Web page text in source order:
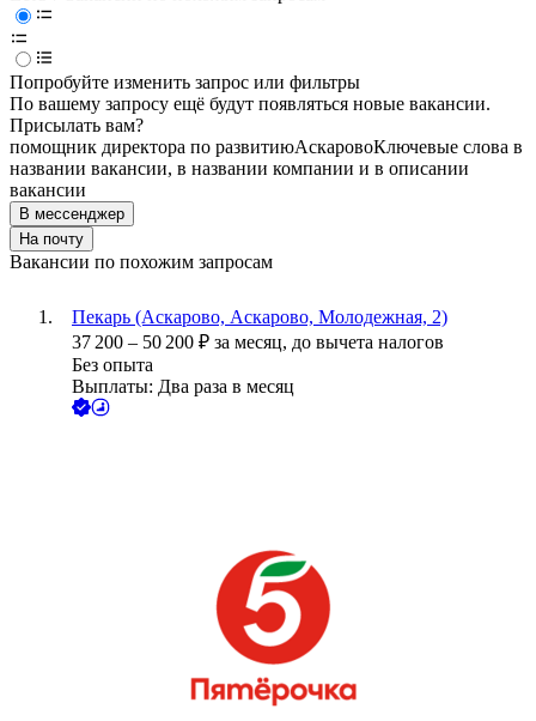
Попробуйте изменить запрос или фильтры
По вашему запросу ещё будут появляться новые вакансии.
Присылать вам?
помощник директора по развитиюАскаровоКлючевые слова в
названии вакансии, в названии компании и в описании
вакансии
В мессенджер
На почту
Вакансии по похожим запросам
Пекарь (Аскарово, Аскарово, Молодежная, 2)
37 200 – 50 200 ₽ за месяц, до вычета налогов
Без опыта
Выплаты: Два раза в месяц